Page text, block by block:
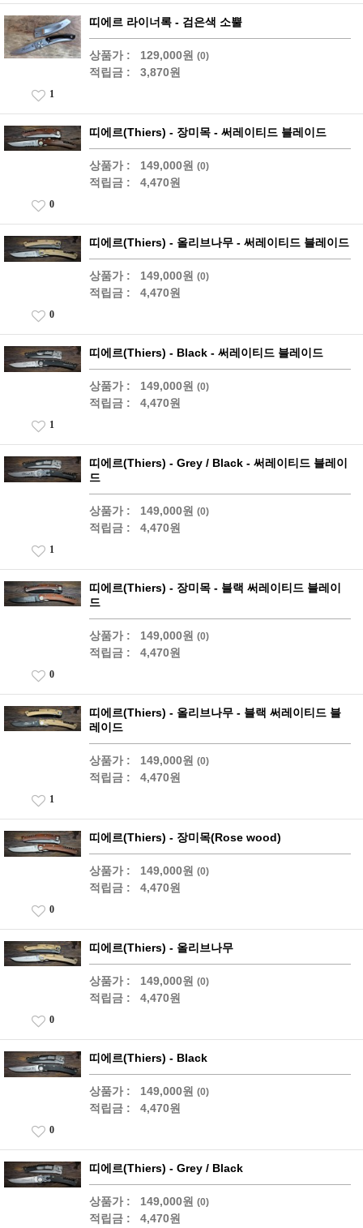
띠에르 라이너록 - 검은색 소뿔
상품가 : 129,000원 (0)
적립금 : 3,870원
1
띠에르(Thiers) - 장미목 - 써레이티드 블레이드
상품가 : 149,000원 (0)
적립금 : 4,470원
0
띠에르(Thiers) - 올리브나무 - 써레이티드 블레이드
상품가 : 149,000원 (0)
적립금 : 4,470원
0
띠에르(Thiers) - Black - 써레이티드 블레이드
상품가 : 149,000원 (0)
적립금 : 4,470원
1
띠에르(Thiers) - Grey / Black - 써레이티드 블레이
드
상품가 : 149,000원 (0)
적립금 : 4,470원
1
띠에르(Thiers) - 장미목 - 블랙 써레이티드 블레이
드
상품가 : 149,000원 (0)
적립금 : 4,470원
0
띠에르(Thiers) - 올리브나무 - 블랙 써레이티드 블
레이드
상품가 : 149,000원 (0)
적립금 : 4,470원
1
띠에르(Thiers) - 장미목(Rose wood)
상품가 : 149,000원 (0)
적립금 : 4,470원
0
띠에르(Thiers) - 올리브나무
상품가 : 149,000원 (0)
적립금 : 4,470원
0
띠에르(Thiers) - Black
상품가 : 149,000원 (0)
적립금 : 4,470원
0
띠에르(Thiers) - Grey / Black
상품가 : 149,000원 (0)
적립금 : 4,470원